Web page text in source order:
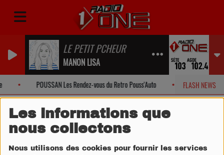
Les informations que
nous collectons
Nous utilisons des cookies pour fournir les services
LE PETIT PCHEUR
MANON LISA
FLASH NEWS
POUSSAN Les Rendez-vous du Retro Pouss'Auto SETE Offres